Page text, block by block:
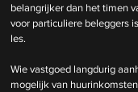
belangrijker dan het timen
voor particuliere beleggers
les.
Wie vastgoed langdurig
mogelijk van